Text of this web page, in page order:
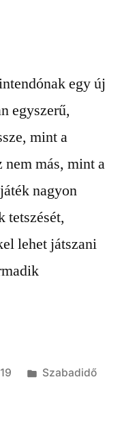
egy új
egyszerű,
mint a
nem más, mint a
nagyon
tetszését,
lehet játszani
Kategória:
Szabadidő